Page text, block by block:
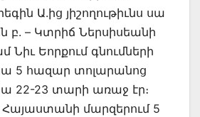
Ա.ից յիշողութիւնս սա
բ. – Կտրիճ Ներսիսեանի
Նիւ Եորքում գնումների
5 հազար տոլարանոց
Սա 22-23 տարի առաջ էր։
մարզերում 5